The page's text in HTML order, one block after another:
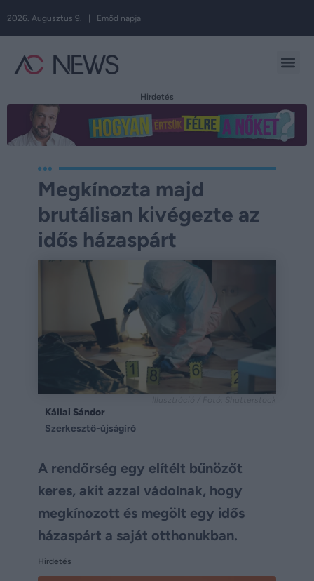
2026. Augusztus 9. | Emőd napja
Hirdetés
Megkínozta majd
brutálisan kivégezte az
idős házaspárt
Kállai Sándor
Szerkesztő-újságíró
A rendőrség egy elítélt bűnözőt
keres, akit azzal vádolnak, hogy
megkínozott és megölt egy idős
házaspárt a saját otthonukban.
Hirdetés